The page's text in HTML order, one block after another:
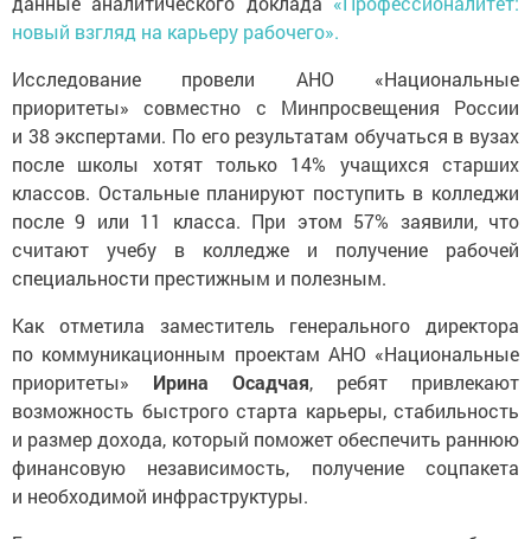
новый взгляд на карьеру рабочего».
Исследование провели АНО «Национальные
приоритеты» совместно с Минпросвещения России
и 38 экспертами. По его результатам обучаться в вузах
после школы хотят только 14% учащихся старших
классов. Остальные планируют поступить в колледжи
после 9 или 11 класса. При этом 57% заявили, что
считают учебу в колледже и получение рабочей
специальности престижным и полезным.
Как отметила заместитель генерального директора
по коммуникационным проектам АНО «Национальные
приоритеты» Ирина Осадчая, ребят привлекают
возможность быстрого старта карьеры, стабильность
и размер дохода, который поможет обеспечить раннюю
финансовую независимость, получение соцпакета
и необходимой инфраструктуры.